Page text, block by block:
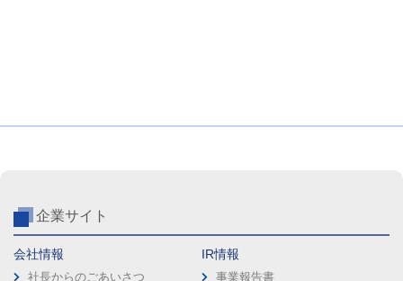
企業サイト
会社情報
社長からのごあいさつ
IR情報
事業報告書